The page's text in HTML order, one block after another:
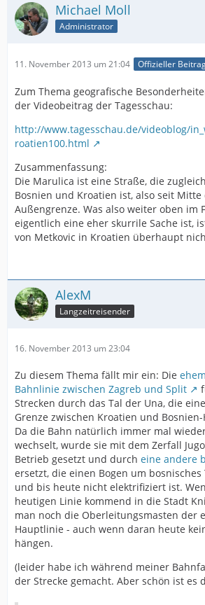
Michael Moll
Administrator
11. November 2013 um 21:04 Offizieller
Zum Thema geografische
der Videobeitrag der Tagesschau:
http://www.tagesschau.de/videoblog/
roatien100.html
Zusammenfassung:
Die Marulica ist eine Straße, die
Bosnien und Kroatien ist, also seit Mitte
Außengrenze. Was also weiter oben im
eigentlich eine eher skurrile Sache ist,
von Metkovic in Kroatien überhaupt
AlexM
Langzeitreisender
16. November 2013 um 23:04
Zu diesem Thema fällt mir ein: Die
Bahnlinie zwischen Zagreb und Split
Strecken durch das Tal der Una, die
Grenze zwischen Kroatien und
Da die Bahn natürlich immer mal
wechselt, wurde sie mit dem Zerfall
Betrieb gesetzt und durch eine andere
ersetzt, die einen Bogen um
und bis heute nicht elektrifiziert ist.
heutigen Linie kommend in die Stadt
man noch die Oberleitungsmasten der
Hauptlinie - auch wenn daran heute
hängen.
(leider habe ich während meiner
der Strecke gemacht. Aber schön ist es